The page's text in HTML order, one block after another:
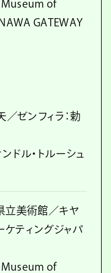
Museum of
GATEWAY
／ゼンフィラ：勅
ンドル・トルーシュ
立美術館／キヤ
ケティングジャパ
Museum of